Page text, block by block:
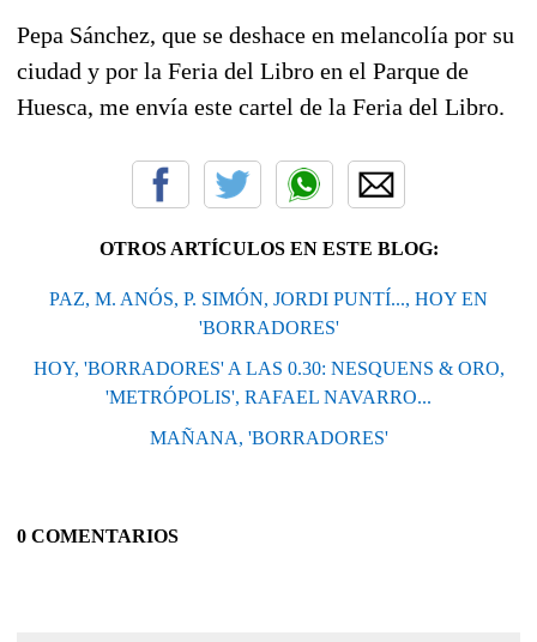
Pepa Sánchez, que se deshace en melancolía por su
ciudad y por la Feria del Libro en el Parque de
Huesca, me envía este cartel de la Feria del Libro.
OTROS ARTÍCULOS EN ESTE BLOG:
PAZ, M. ANÓS, P. SIMÓN, JORDI PUNTÍ..., HOY EN
'BORRADORES'
HOY, 'BORRADORES' A LAS 0.30: NESQUENS & ORO,
'METRÓPOLIS', RAFAEL NAVARRO...
MAÑANA, 'BORRADORES'
0 COMENTARIOS